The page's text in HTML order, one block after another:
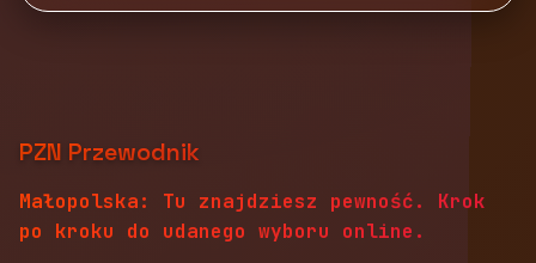
PZN Przewodnik
Małopolska: Tu znajdziesz pewność. Krok
po kroku do udanego wyboru online.